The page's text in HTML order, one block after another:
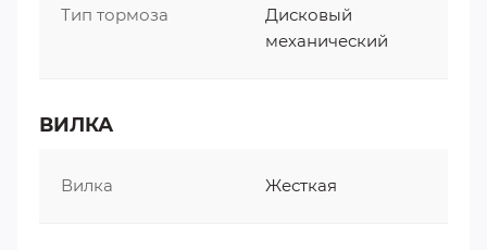
Тип тормоза
Дисковый
механический
ВИЛКА
Вилка Жесткая